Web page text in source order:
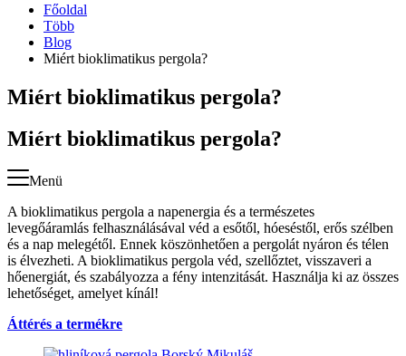
Főoldal
Több
Blog
Miért bioklimatikus pergola?
Miért bioklimatikus pergola?
Miért bioklimatikus pergola?
Menü
A bioklimatikus pergola a napenergia és a természetes
levegőáramlás felhasználásával véd a esőtől, hóeséstől, erős szélben
és a nap melegétől. Ennek köszönhetően a pergolát nyáron és télen
is élvezheti. A bioklimatikus pergola véd, szellőztet, visszaveri a
hőenergiát, és szabályozza a fény intenzitását. Használja ki az összes
lehetőséget, amelyet kínál!
Áttérés a termékre